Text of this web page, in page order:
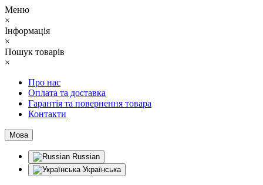
Меню
×
Інформація
×
Пошук товарів
×
Про нас
Оплата та доставка
Гарантія та повернення товара
Контакти
Мова
Russian
Українська